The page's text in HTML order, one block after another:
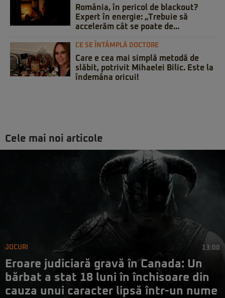
România, în pericol de blackout?
Expert în energie: „Trebuie să
accelerăm cât se poate de...
CE SE ÎNTÂMPLĂ DOCTORE
Care e cea mai simplă metodă de
slăbit, potrivit Mihaelei Bilic. Este la
îndemâna oricui!
Cele mai noi articole
JOCURI 13:00
Eroare judiciară gravă în Canada: Un
bărbat a stat 18 luni în închisoare din
cauza unui caracter lipsă într-un nume